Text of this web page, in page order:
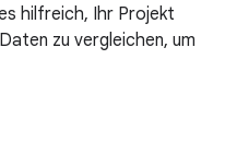
hilfreich, Ihr Projekt
zu vergleichen, um